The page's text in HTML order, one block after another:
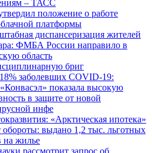
– ТАСС
положение о работе
платформы
диспансеризация жителей
ФМБА России направило в
область
бриг
заболевших COVID-19:
показала высокую
в защите от новой
инфе
«Арктическая ипотека»
обороты: выдано 1,2 тыс. льготных
на жилье
рассмотрит запрос об